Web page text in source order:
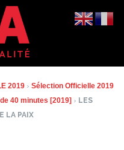
2019› Sélection Officielle 2019
40 minutes [2019] › LES
LA PAIX